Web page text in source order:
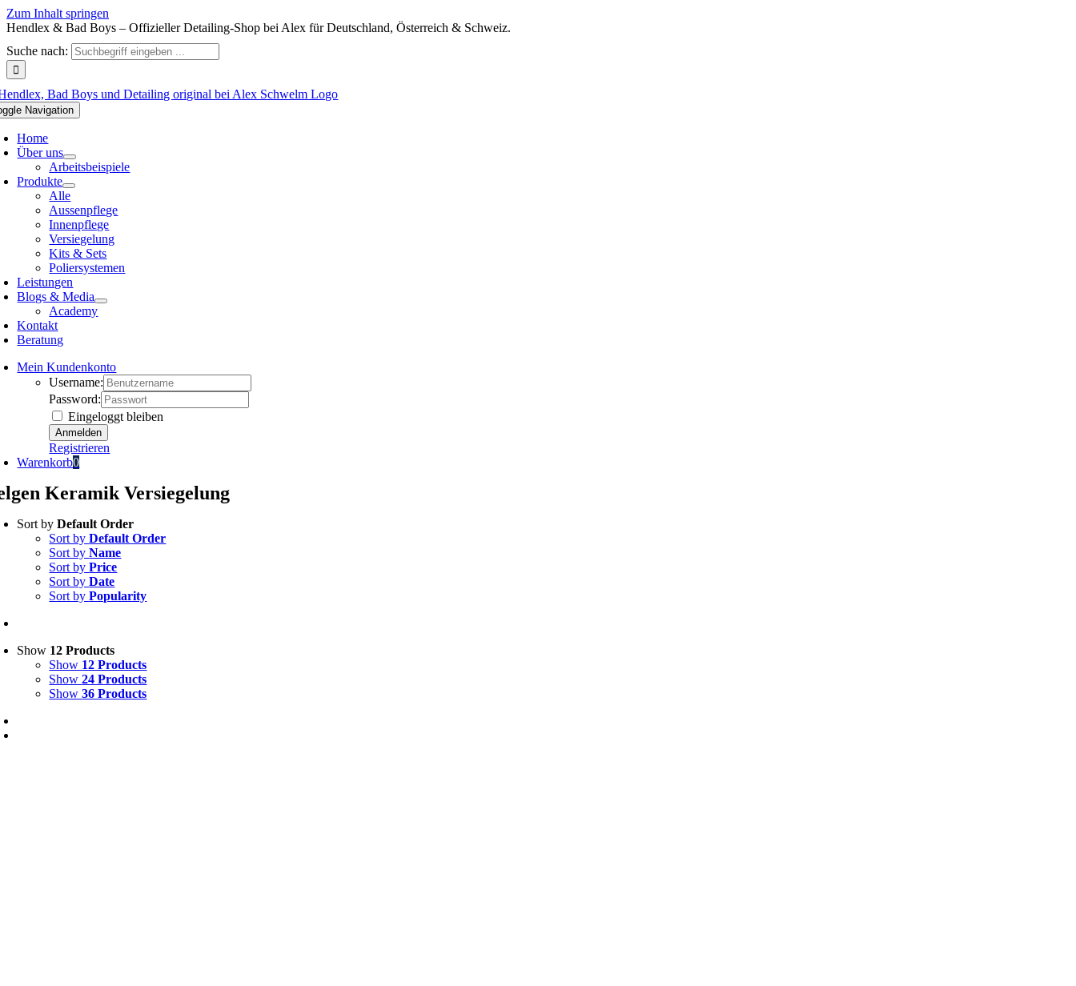
Zum Inhalt springen
Hendlex & Bad Boys – Offizieller Detailing-Shop bei Alex für Deutschland, Österreich & Schweiz.
Suche nach:
Navigation
Home
Über uns
Arbeitsbeispiele
Produkte
Alle
Aussenpflege
Innenpflege
Versiegelung
Kits & Sets
Poliersystemen
Leistungen
Blogs & Media
Academy
Kontakt
Beratung
Mein Kundenkonto
Username:
Password:
Eingeloggt bleiben
Registrieren
Warenkorb0
Keramik Versiegelung
Sort byDefault Order
Sort byDefault Order
Sort byName
Sort byPrice
Sort byDate
Sort byPopularity
Show 12 Products
Show 12 Products
Show24 Products
Show36 Products